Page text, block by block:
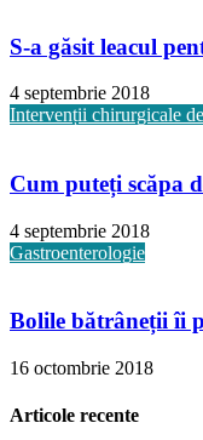
S-a găsit leacul
4 septembrie 2018
Intervenții chirurgicale
Cum puteți scăpa
4 septembrie 2018
Gastroenterologie
Bolile bătrâneții îi
16 octombrie 2018
Articole recente